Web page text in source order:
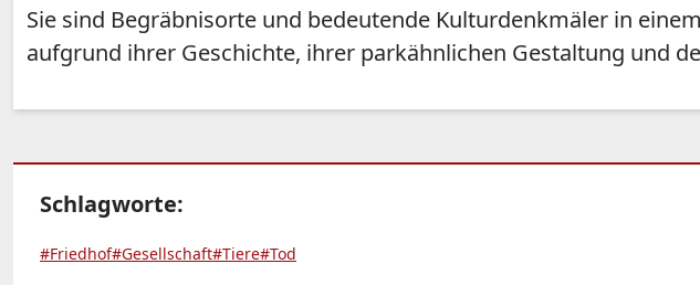
Sie sind Begräbnisorte und bedeutende Kulturdenkmäler in
aufgrund ihrer Geschichte, ihrer parkähnlichen Gestaltung und
Schlagworte:
#Friedhof#Gesellschaft#Tiere#Tod